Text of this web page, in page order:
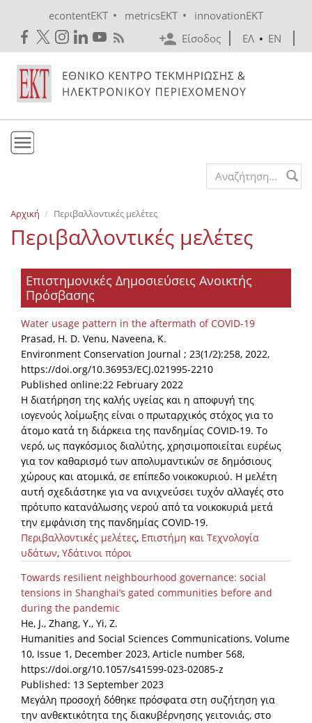
econtentEKT • metricsEKT •
innovationEKT
Είσοδος
ΕΛ • EN
Εκδόσεις
Ενημέρωση
Search form
Αρχική Περιβαλλοντικές μελέτες
Περιβαλλοντικές μελέτες
Επιστημονικές Δημοσιεύσεις Ανοικτής
Πρόσβασης
Water usage pattern in the aftermath of COVID-19
Prasad, H. D. Venu, Naveena, K.
Environment Conservation Journal ; 23(1/2):258, 2022,
https://doi.org/10.36953/ECJ.021995-2210
Published online:22 February 2022
Η διατήρηση της καλής υγείας και η αποφυγή της
ιογενούς λοίμωξης είναι ο πρωταρχικός στόχος για το
άτομο κατά τη διάρκεια της πανδημίας COVID-19. Το
νερό, ως παγκόσμιος διαλύτης, χρησιμοποιείται ευρέως
για τον καθαρισμό των απολυμαντικών σε δημόσιους
χώρους και ατομικά, σε επίπεδο νοικοκυριού. Η μελέτη
αυτή σχεδιάστηκε για να ανιχνεύσει τυχόν αλλαγές στο
πρότυπο κατανάλωσης νερού από τα νοικοκυριά μετά
την εμφάνιση της πανδημίας COVID-19.
Περιβαλλοντικές μελέτες, Επιστήμη και Τεχνολογία
υδάτων, Υδάτινοι πόροι
Towards resilient neighbourhood governance: social
tensions in Shanghai’s gated communities before and
during the pandemic
He, J., Zhang, Y., Yi, Z.
Humanities and Social Sciences Communications, Volume
10, Issue 1, December 2023, Article number 568,
https://doi.org/10.1057/s41599-023-02085-z
Published: 13 September 2023
Μεγάλη προσοχή δόθηκε πρόσφατα στη συζήτηση για
την ανθεκτικότητα της διακυβέρνησης γειτονιάς, στο